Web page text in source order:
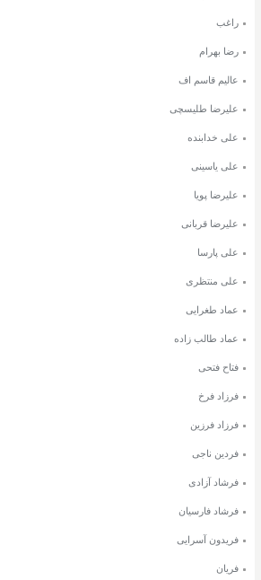
راغب
رضا بهرام
عالیم قاسم اف
علیرضا طلیسچی
علی خدابنده
علی یاسینی
علیرضا پویا
علیرضا قربانی
علی پارسا
علی منتظری
عماد طغرایی
عماد طالب زاده
فتاح فتحی
فرزاد فرخ
فرزاد فرزین
فردین ناجی
فرشاد آزادی
فرشاد فارسیان
فریدون آسرایی
فریان